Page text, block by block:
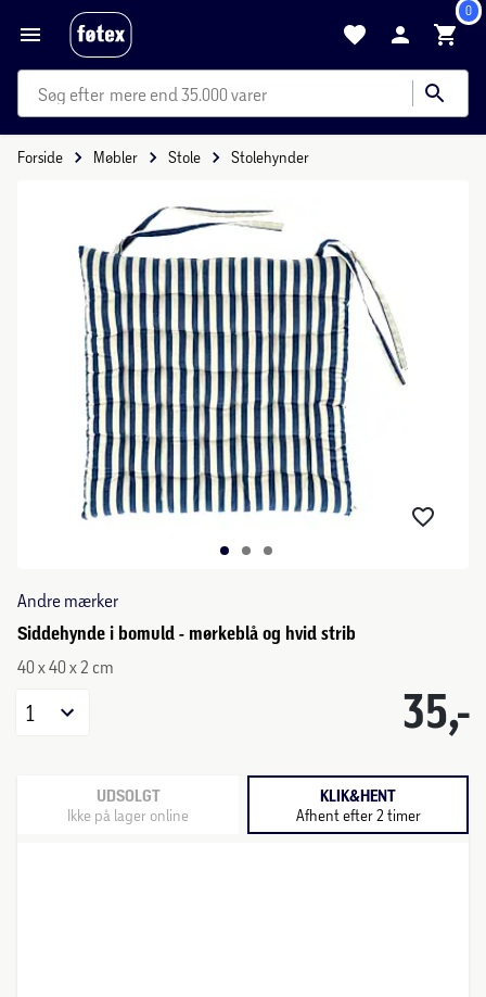
0
mere end 35.000 varer
Forside Møbler Stole Stolehynder
Andre mærker
Siddehynde i bomuld - mørkeblå og hvid strib
40 x 40 x 2 cm
35,-
1
UDSOLGT
Ikke på lager online
KLIK&HENT
Afhent efter 2 timer